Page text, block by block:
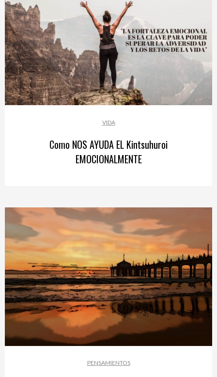
VIDA
Como NOS AYUDA EL Kintsuhuroi
EMOCIONALMENTE
PENSAMIENTOS